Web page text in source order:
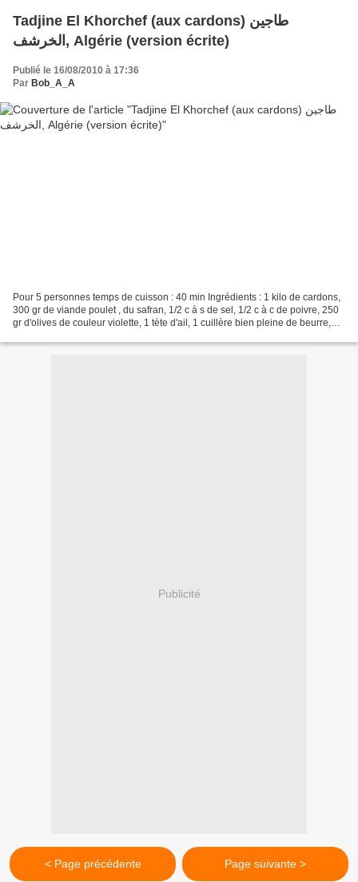
Tadjine El Khorchef (aux cardons) طاجين
الخرشف, Algérie (version écrite)
Publié le 16/08/2010 à 17:36
Par Bob_A_A
Pour 5 personnes temps de cuisson : 40 min Ingrédients : 1 kilo de cardons,
300 gr de viande poulet , du safran, 1/2 c à s de sel, 1/2 c à c de poivre, 250
gr d'olives de couleur violette, 1 tète d'ail, 1 cuillère bien pleine de beurre,
Publicité
< Page précédente Page suivante >